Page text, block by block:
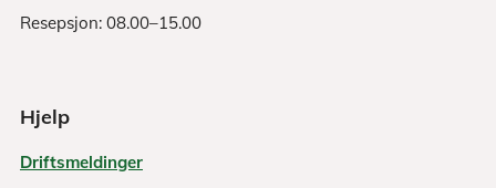
Resepsjon: 08.00–15.00
Hjelp
Driftsmeldinger